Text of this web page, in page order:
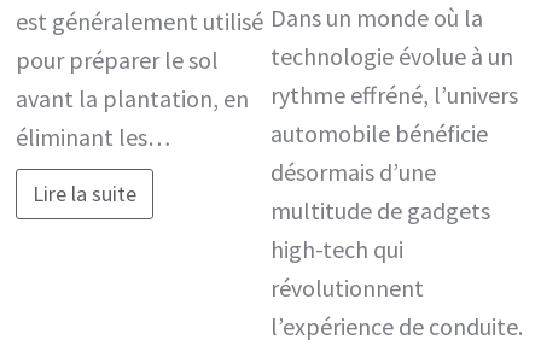
est généralement utilisé
pour préparer le sol
avant la plantation, en
éliminant les…
Lire la suite
Dans un monde où la
technologie évolue à un
rythme effréné, l’univers
automobile bénéficie
désormais d’une
multitude de gadgets
high-tech qui
révolutionnent
l’expérience de conduite.